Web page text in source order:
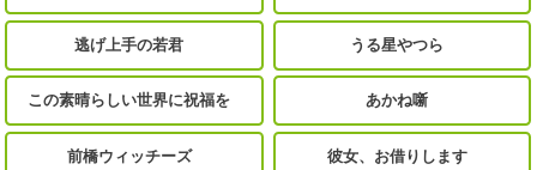
逃げ上手の若君 うる星やつら
この素晴らしい世界に祝福を あかね噺
前橋ウィッチーズ 彼女、お借りします